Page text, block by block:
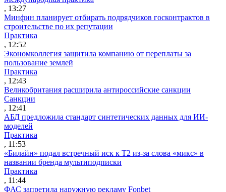
, 13:27
Минфин планирует отбирать подрядчиков госконтрактов в
строительстве по их репутации
Практика
, 12:52
Экономколлегия защитила компанию от переплаты за
пользование землей
Практика
, 12:43
Великобритания расширила антироссийские санкции
Санкции
, 12:41
АБД предложила стандарт синтетических данных для ИИ-
моделей
Практика
, 11:53
«Билайн» подал встречный иск к Т2 из-за слова «микс» в
названии бренда мультиподписки
Практика
, 11:44
ФАС запретила наружную рекламу Fonbet